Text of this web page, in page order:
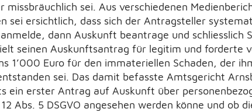
missbräuchlich sei. Aus verschiedenen
sei ersichtlich, dass sich der Antragsteller
dann Auskunft beantrage und schliesslich
seinen Auskunftsantrag für legitim und forderte
1’000 Euro für den immateriellen Schaden, der
sei. Das damit befasste Amtsgericht
ein erster Antrag auf Auskunft über
Abs. 5 DSGVO angesehen werden könne und ob